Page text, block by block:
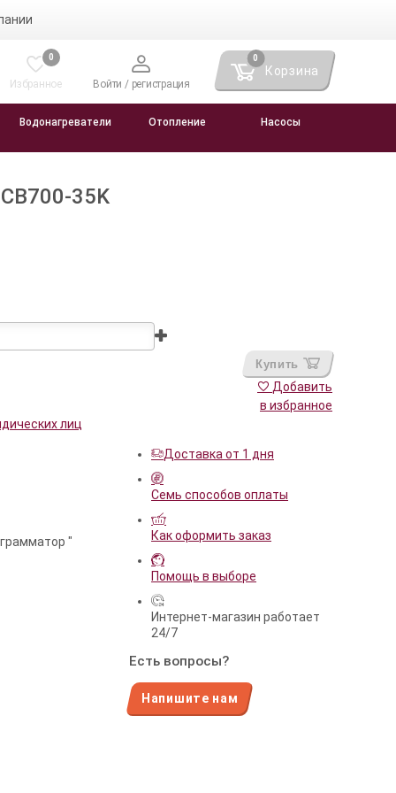
0
Избранное Войти / регистрация
0
Корзина
Водонагреватели Отопление Насосы
35K
Купить
Добавить
в избранное
лиц
Доставка от 1 дня
Семь способов оплаты
Как оформить заказ
Помощь в выборе
Интернет-магазин работает
24/7
Есть вопросы?
Напишите нам
"